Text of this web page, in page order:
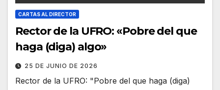
CARTAS AL DIRECTOR
Rector de la UFRO: «Pobre del que
haga (diga) algo»
25 DE JUNIO DE 2026
Rector de la UFRO: "Pobre del que haga (diga)